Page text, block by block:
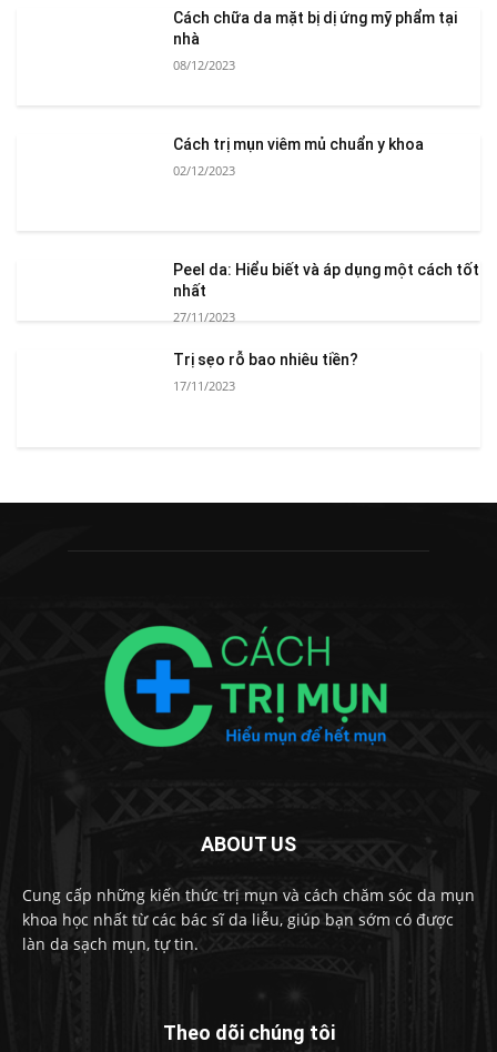
Cách chữa da mặt bị dị ứng mỹ phẩm tại
nhà
08/12/2023
Cách trị mụn viêm mủ chuẩn y khoa
02/12/2023
Peel da: Hiểu biết và áp dụng một cách tốt
nhất
27/11/2023
Trị sẹo rỗ bao nhiêu tiền?
17/11/2023
ABOUT US
Cung cấp những kiến thức trị mụn và cách chăm sóc da mụn
khoa học nhất từ các bác sĩ da liễu, giúp bạn sớm có được
làn da sạch mụn, tự tin.
Theo dõi chúng tôi